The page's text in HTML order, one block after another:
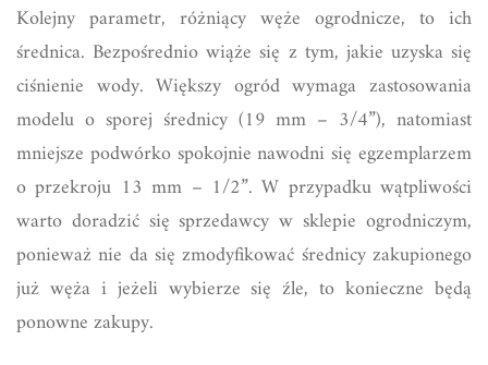
Kolejny parametr, różniący węże ogrodnicze, to ich
średnica. Bezpośrednio wiąże się z tym, jakie uzyska się
ciśnienie wody. Większy ogród wymaga zastosowania
modelu o sporej średnicy (19 mm – 3/4”), natomiast
mniejsze podwórko spokojnie nawodni się egzemplarzem
o przekroju 13 mm – 1/2”. W przypadku wątpliwości
warto doradzić się sprzedawcy w sklepie ogrodniczym,
ponieważ nie da się zmodyfikować średnicy zakupionego
już węża i jeżeli wybierze się źle, to konieczne będą
ponowne zakupy.